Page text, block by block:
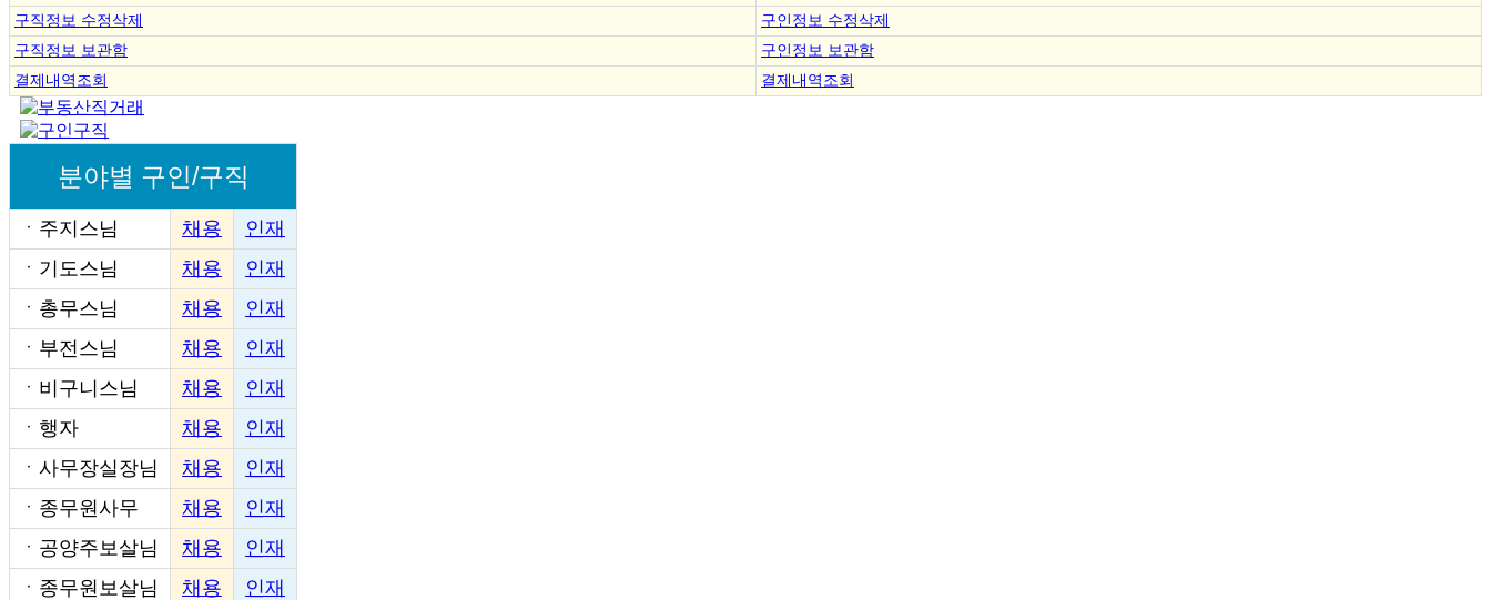
구직정보 수정삭제
구인정보 수정삭제
구직정보 보관함
구인정보 보관함
결제내역조회
결제내역조회
분야별 구인/구직
ㆍ 주지스님 채용
인재
ㆍ 기도스님 채용
인재
ㆍ 총무스님 채용
인재
ㆍ 부전스님 채용
인재
ㆍ 비구니스님 채용
인재
ㆍ 행자 채용
인재
ㆍ 사무장실장님 채용
인재
ㆍ 종무원사무 채용
인재
ㆍ 공양주보살님 채용
인재
ㆍ 종무원보살님 채용
인재